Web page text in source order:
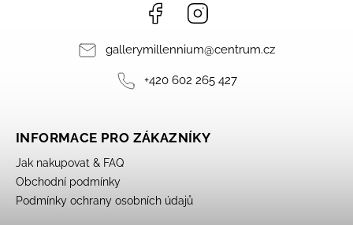
Facebook
gallerymillennium@centrum.cz
+420 602 265 427
INFORMACE PRO ZÁKAZNÍKY
Jak nakupovat & FAQ
Obchodní podmínky
Podmínky ochrany osobních údajů